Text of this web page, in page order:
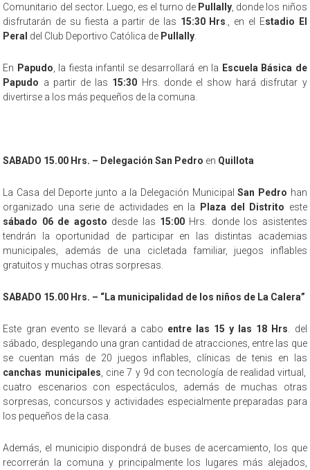
Comunitario del sector. Luego, es el turno de Pullally, donde los niños
disfrutarán de su fiesta a partir de las 15:30 Hrs ., en el Estadio El
Peral del Club Deportivo Católica de Pullally
En Papudo , la fiesta infantil se desarrollará en la Escuela Básica de
Papudo a partir de las 15:30 Hrs. donde el show hará disfrutar y
divertirse a los más pequeños de la comuna.
SABADO 15.00 Hrs. – Delegación San Pedro en Quillota
La Casa del Deporte junto a la Delegación MunicipalSan Pedro han
organizado una serie de actividades en la
Plaza del Distrito este
sábado 06 de agosto desde las 15:00Hrs. donde los asistentes
tendrán la oportunidad de participar en las distintas academias
municipales, además de una cicletada familiar, juegos inflables
gratuitos y muchas otras sorpresas.
SABADO 15.00 Hrs. – “La municipalidad de los niños de La Calera”
Este gran evento se llevará a cabo entre las 15 y las 18 Hrs . del
sábado, desplegando una gran cantidad de atracciones, entre las que
se cuentan más de 20 juegos inflables, clínicas de tenis en las
canchas municipales , cine 7 y 9d con tecnología de realidad virtual,
cuatro escenarios con espectáculos, además de muchas otras
sorpresas, concursos y actividades especialmente preparadas para
los pequeños de la casa.
Además, el municipio dispondrá de buses de acercamiento, los que
recorrerán la comuna y principalmente los lugares más alejados,